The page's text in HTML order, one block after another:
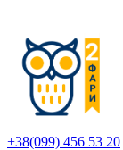
+38(099) 456 53 20